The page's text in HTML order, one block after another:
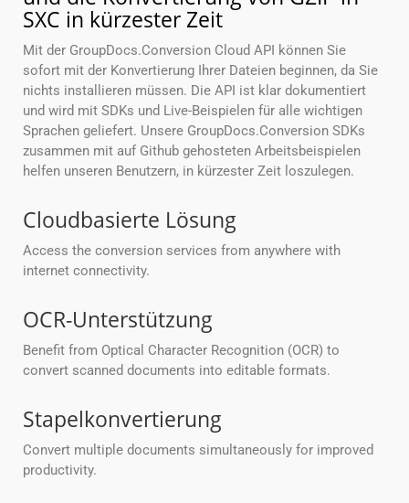
SXC in kürzester Zeit
Mit der GroupDocs.Conversion Cloud API können Sie
sofort mit der Konvertierung Ihrer Dateien beginnen, da Sie
nichts installieren müssen. Die API ist klar dokumentiert
und wird mit SDKs und Live-Beispielen für alle wichtigen
Sprachen geliefert. Unsere GroupDocs.Conversion SDKs
zusammen mit auf Github gehosteten Arbeitsbeispielen
helfen unseren Benutzern, in kürzester Zeit loszulegen.
Cloudbasierte Lösung
Access the conversion services from anywhere with
internet connectivity.
OCR-Unterstützung
Benefit from Optical Character Recognition (OCR) to
convert scanned documents into editable formats.
Stapelkonvertierung
Convert multiple documents simultaneously for improved
productivity.